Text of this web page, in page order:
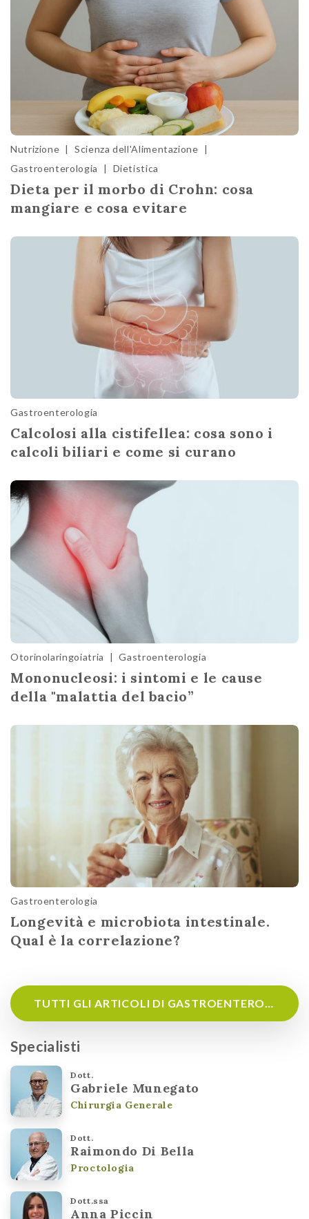
Nutrizione | Scienza dell'Alimentazione |
Gastroenterologia
| Dietistica
Dieta per il morbo di Crohn: cosa
mangiare e cosa evitare
Gastroenterologia
Calcolosi alla cistifellea: cosa sono i
calcoli biliari e come si curano
Otorinolaringoiatria | Gastroenterologia
Mononucleosi: i sintomi e le cause
della "malattia del bacio”
Gastroenterologia
Longevità e microbiota intestinale.
Qual è la correlazione?
TUTTI GLI ARTICOLI DI GASTROENTEROLOGIA
Specialisti
Dott.
Gabriele Munegato
Chirurgia Generale
Dott.
Raimondo Di Bella
Proctologia
Dott.ssa
Anna Piccin